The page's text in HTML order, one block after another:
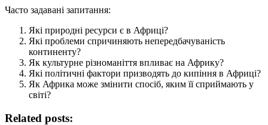
Часто задавані запитання:
Які природні ресурси є в Африці?
Які проблеми спричиняють непередбачуваність
континенту?
Як культурне різноманіття впливає на Африку?
Які політичні фактори призводять до кипіння в Африці?
Як Африка може змінити спосіб, яким її сприймають у
світі?
Related posts: